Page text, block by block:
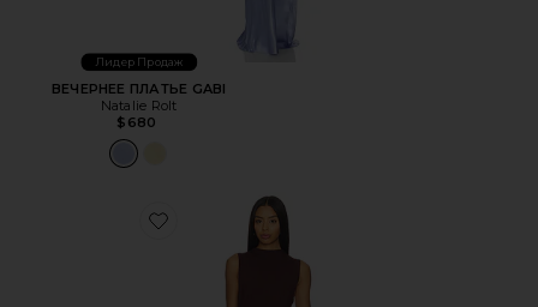
Лидер Продаж
ВЕЧЕРНЕЕ ПЛАТЬЕ GABI
Natalie Rolt
$680
Favorite ПЛАТЬЕ STACIE